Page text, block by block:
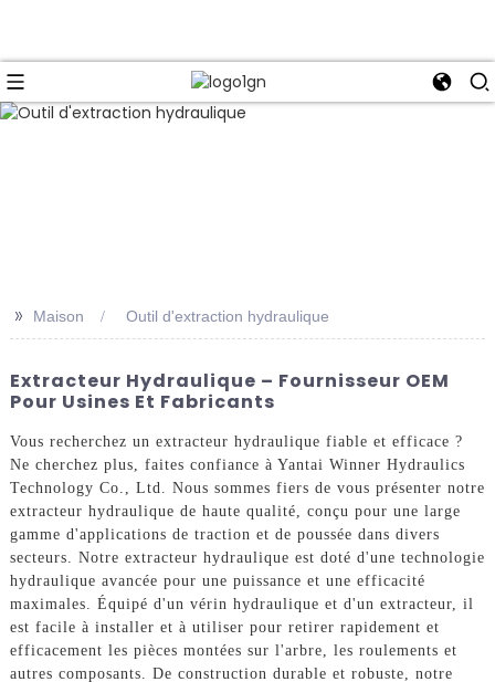
>> Maison Outil d'extraction hydraulique
Extracteur Hydraulique – Fournisseur OEM
Pour Usines Et Fabricants
Vous recherchez un extracteur hydraulique fiable et efficace ?
Ne cherchez plus, faites confiance à Yantai Winner Hydraulics
Technology Co., Ltd. Nous sommes fiers de vous présenter notre
extracteur hydraulique de haute qualité, conçu pour une large
gamme d'applications de traction et de poussée dans divers
secteurs. Notre extracteur hydraulique est doté d'une technologie
hydraulique avancée pour une puissance et une efficacité
maximales. Équipé d'un vérin hydraulique et d'un extracteur, il
est facile à installer et à utiliser pour retirer rapidement et
efficacement les pièces montées sur l'arbre, les roulements et
autres composants. De construction durable et robuste, notre